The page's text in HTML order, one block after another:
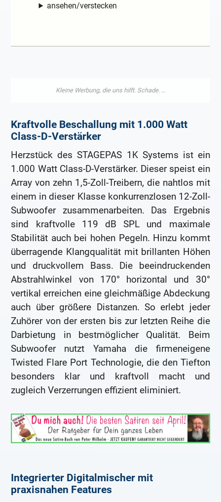
ansehen/verstecken
Kraftvolle Beschallung mit 1.000 Watt
Class-D-Verstärker
Herzstück des STAGEPAS 1K Systems ist ein
1.000 Watt Class-D-Verstärker. Dieser speist ein
Array von zehn 1,5-Zoll-Treibern, die nahtlos mit
einem in dieser Klasse konkurrenzlosen 12-Zoll-
Subwoofer zusammenarbeiten. Das Ergebnis
sind kraftvolle 119 dB SPL und maximale
Stabilität auch bei hohen Pegeln. Hinzu kommt
überragende Klangqualität mit brillanten Höhen
und druckvollem Bass. Die beeindruckenden
Abstrahlwinkel von 170° horizontal und 30°
vertikal erreichen eine gleichmäßige Abdeckung
auch über größere Distanzen. So erlebt jeder
Zuhörer von der ersten bis zur letzten Reihe die
Darbietung in bestmöglicher Qualität. Beim
Subwoofer nutzt Yamaha die firmeneigene
Twisted Flare Port Technologie, die den Tiefton
besonders klar und kraftvoll macht und
zugleich Verzerrungen effizient eliminiert.
Integrierter Digitalmischer mit
praxisnahen Features